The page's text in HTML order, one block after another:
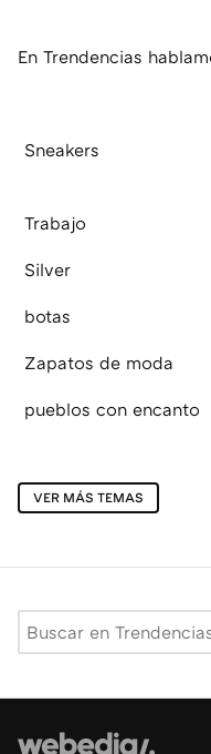
En Trendencias
Sneakers
Trabajo
Silver
botas
Zapatos de moda
pueblos con encanto
VER MÁS TEMAS